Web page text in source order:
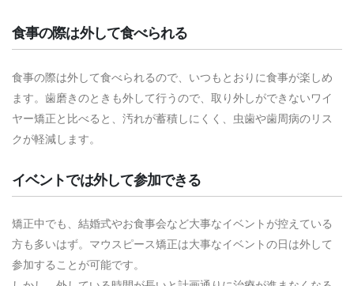
食事の際は外して食べられる
食事の際は外して食べられるので、いつもとおりに食事が楽しめ
ます。歯磨きのときも外して行うので、取り外しができないワイ
ヤー矯正と比べると、汚れが蓄積しにくく、虫歯や歯周病のリス
クが軽減します。
イベントでは外して参加できる
矯正中でも、結婚式やお食事会など大事なイベントが控えている
方も多いはず。マウスピース矯正は大事なイベントの日は外して
参加することが可能です。